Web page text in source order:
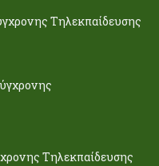
Τηλεκπαίδευσης
Τηλεκπαίδευσης